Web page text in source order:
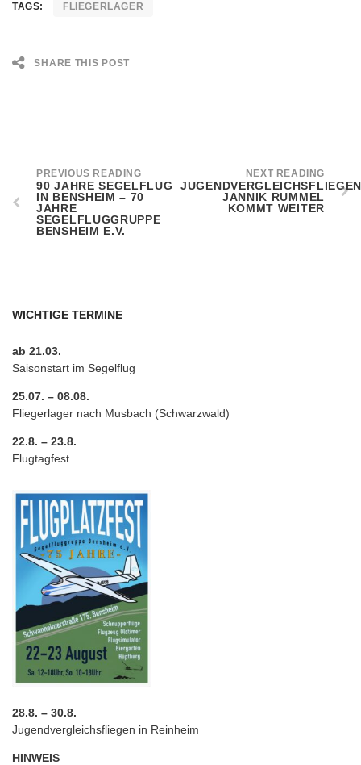
TAGS: FLIEGERLAGER
SHARE THIS POST
PREVIOUS READING
90 JAHRE SEGELFLUG
IN BENSHEIM – 70
JAHRE
SEGELFLUGGRUPPE
BENSHEIM E.V.
NEXT READING
JANNIK RUMMEL
KOMMT WEITER
WICHTIGE TERMINE
ab 21.03.
Saisonstart im Segelflug
25.07. – 08.08.
Fliegerlager nach Musbach (Schwarzwald)
22.8. – 23.8.
Flugtagfest
28.8. – 30.8.
Jugendvergleichsfliegen in Reinheim
HINWEIS